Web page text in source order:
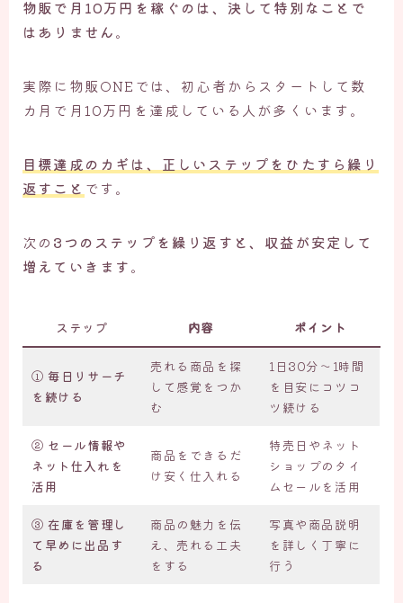
物販で月10万円を稼ぐのは、決して特別なことで
はありません。
実際に物販ONEでは、初心者からスタートして数
カ月で月10万円を達成している人が多くいます。
目標達成のカギは、 正しいステップをひたすら繰り
返すこと です。
次の 3つのステップを繰り返すと、収益が安定して
増えていきます。
ステップ 内容 ポイント
① 毎日リサーチ
を続ける
売れる商品を探
して感覚をつか
む
1日30分〜1時間
を目安にコツコ
ツ続ける
② セール情報や
ネット仕入れを
活用
商品をできるだ
け安く仕入れる
特売日やネット
ショップのタイ
ムセールを活用
③ 在庫を管理し
て早めに出品す
る
商品の魅力を伝
え、売れる工夫
をする
写真や商品説明
を詳しく丁寧に
行う